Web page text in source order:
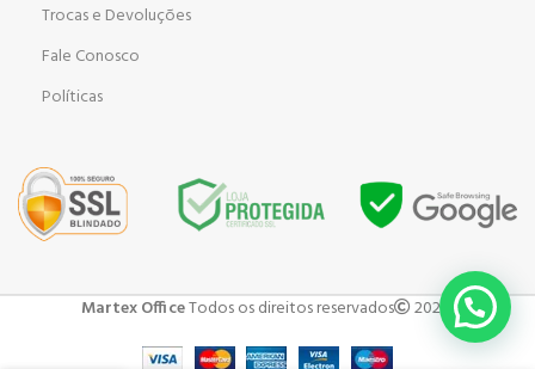
Trocas e Devoluções
Fale Conosco
Políticas
Martex OfficeTodos os direitos reservados 2023 .